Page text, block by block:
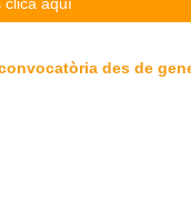
des de